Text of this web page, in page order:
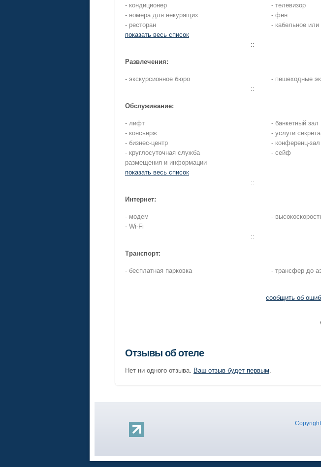
- кондиционер
- номера для некурящих
- ресторан
показать весь список
- телевизор
- фен
- кабельное или
::
Развлечения:
- экскурсионное бюро
- пешеходные
::
Обслуживание:
- лифт
- консьерж
- бизнес-центр
- круглосуточная служба
размещения и информации
показать весь список
- банкетный зал
- услуги
- конференц-зал
- сейф
::
Интернет:
- модем
- Wi-Fi
-
::
Транспорт:
- бесплатная парковка - трансфер до
сообщить об
Отзывы об отеле
Нет ни одного отзыва. Ваш отзыв будет первым.